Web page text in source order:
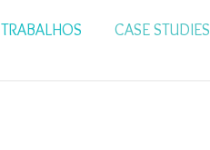
TRABALHOS CASE STUDIES